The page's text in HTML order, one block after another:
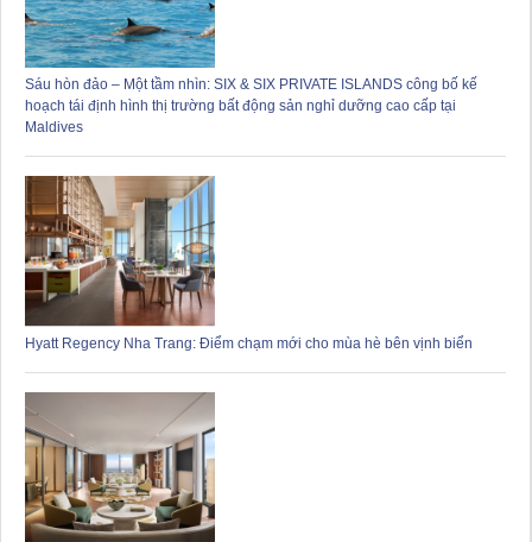
Sáu hòn đảo – Một tầm nhìn: SIX & SIX PRIVATE ISLANDS công bố kế
hoạch tái định hình thị trường bất động sản nghỉ dưỡng cao cấp tại
Maldives
Hyatt Regency Nha Trang: Điểm chạm mới cho mùa hè bên vịnh biển